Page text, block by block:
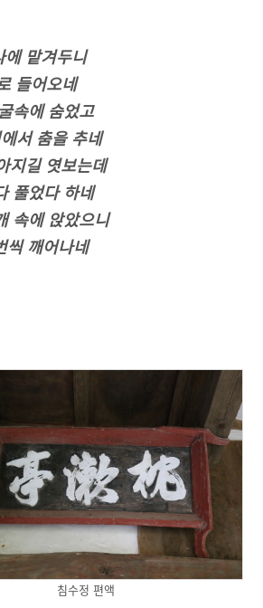
맡겨두니
들어오네
속에 숨었고
서 춤을 추네
지길 엿보는데
풀었다 하네
속에 앉았으니
씩 깨어나네
침수정 편액